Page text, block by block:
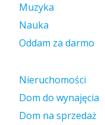
Muzyka
Nauka
Oddam za darmo
Nieruchomości
Dom do wynajęcia
Dom na sprzedaż